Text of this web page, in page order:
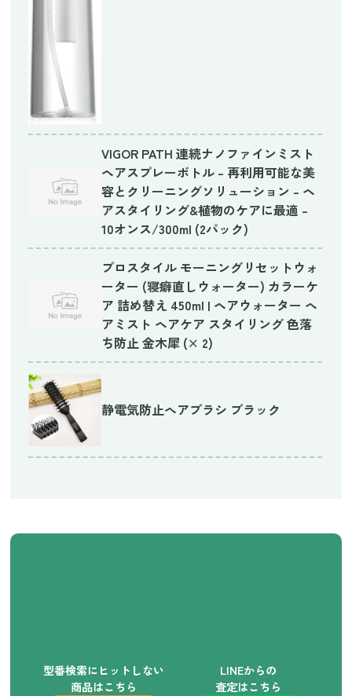
VIGOR PATH 連続ナノファインミスト
ヘアスプレーボトル – 再利用可能な美
容とクリーニングソリューション – ヘ
アスタイリング&植物のケアに最適 –
10オンス/300ml (2パック)
プロスタイル モーニングリセットウォ
ーター (寝癖直しウォーター) カラーケ
ア 詰め替え 450ml | ヘアウォーター ヘ
アミスト ヘアケア スタイリング 色落
ち防止 金木犀 (× 2)
静電気防止ヘアブラシ ブラック
型番検索にヒットしない
商品はこちら
LINEからの
査定はこちら